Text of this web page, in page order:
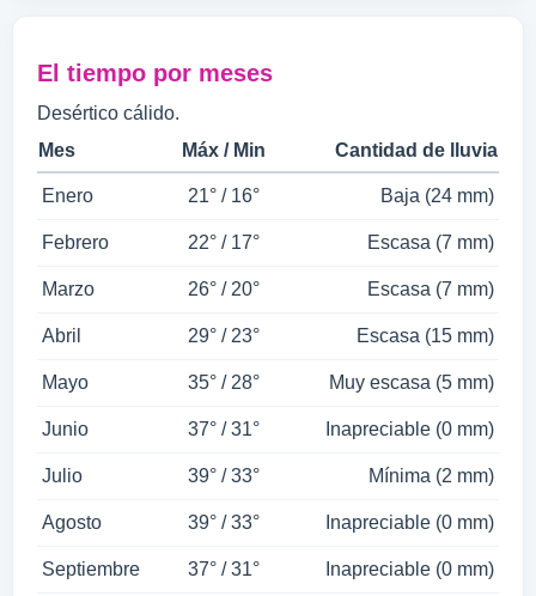
El tiempo por meses
Desértico cálido.
Mes
Máx / Min Cantidad de lluvia
Enero 21° / 16° Baja (24 mm)
Febrero 22° / 17° Escasa (7 mm)
Marzo 26° / 20° Escasa (7 mm)
Abril 29° / 23° Escasa (15 mm)
Mayo 35° / 28° Muy escasa (5 mm)
Junio 37° / 31° Inapreciable (0 mm)
Julio 39° / 33° Mínima (2 mm)
Agosto 39° / 33° Inapreciable (0 mm)
Septiembre 37° / 31° Inapreciable (0 mm)